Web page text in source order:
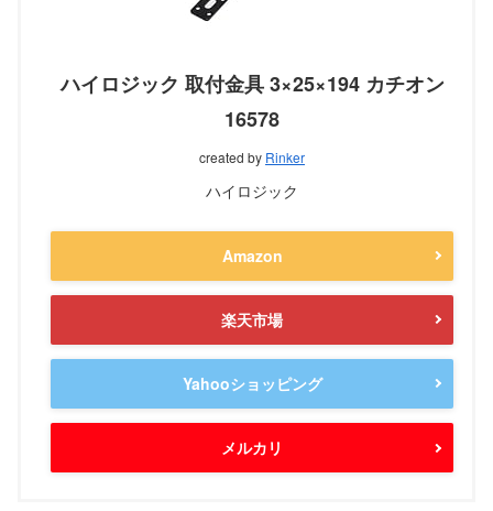
ハイロジック 取付金具 3×25×194 カチオン
16578
created by Rinker
ハイロジック
Amazon
楽天市場
Yahooショッピング
メルカリ